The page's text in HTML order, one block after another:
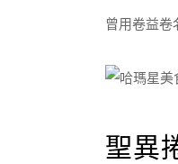
曾用卷益卷
聖異